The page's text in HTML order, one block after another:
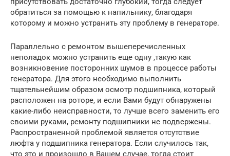
обратиться за помощью к напильнику, благодаря
которому и можно устранить эту проблему в генераторе.
Параллельно с ремонтом вышеперечисленных
неполадок можно устранить еще одну ,такую как
возникновение посторонних шумов в процессе работы
генератора. Для этого необходимо выполнить
тщательнейшим образом осмотр подшипника, который
расположен на роторе, и если Вами будут обнаружены
какие-либо неисправности, то лучше всего заменить его
своими руками, ремонту подшипники не подвержены.
Распространенной проблемой является отсутствие
люфта у подшипника генератора. Если случилось так,
что это и произошло в Вашем случае, тогда стоит